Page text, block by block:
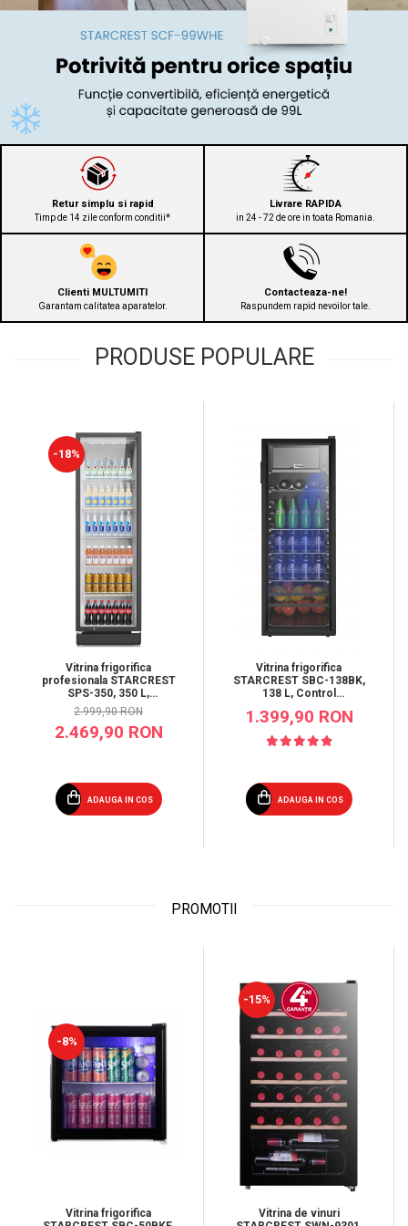
Fier de călcat
Dispozitive smart home
Retur simplu si rapid
Timp de 14 zile conform conditii*
Livrare RAPIDA
in 24 - 72 de ore in toata Romania.
Clienti MULTUMITI
Garantam calitatea aparatelor.
Contacteaza-ne!
Raspundem rapid nevoilor tale.
PRODUSE POPULARE
-18%
Vitrina frigorifica
profesionala STARCREST
SPS-350, 350 L,
Termostat reglabil,
Iluminare LED, H 194.5
cm, Negru
2.999,90 RON
2.469,90 RON
ADAUGA IN COS
Vitrina frigorifica
STARCREST SBC-138BK,
138 L, Control
125 cm, Negru
1.399,90 RON
ADAUGA IN COS
PROMOTII
-8%
Vitrina frigorifica
-15%
Vitrina de vinuri